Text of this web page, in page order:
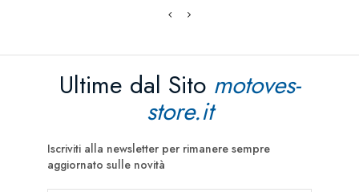
Ultime dal Sito motoves-
store.it
Iscriviti alla newsletter per rimanere sempre
aggiornato sulle novità